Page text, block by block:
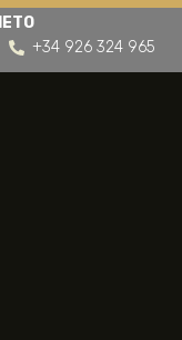
+34 926 324 965